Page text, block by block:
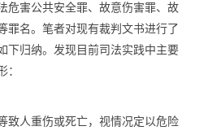
危害公共安全罪、故意伤害罪、故
罪名。笔者对现有裁判文书进行了
下归纳。发现目前司法实践中主要
：
致人重伤或死亡，视情况定以危险